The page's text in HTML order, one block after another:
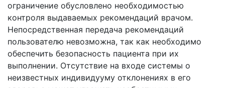
ограничение обусловлено необходимостью
контроля выдаваемых рекомендаций врачом.
Непосредственная передача рекомендаций
пользователю невозможна, так как необходимо
обеспечить безопасность пациента при их
выполнении. Отсутствие на входе системы о
неизвестных индивидууму отклонениях в его